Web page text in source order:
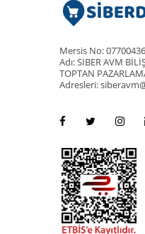
Mersis No:
Adı: SİBER AVM
TOPTAN
Adresleri: